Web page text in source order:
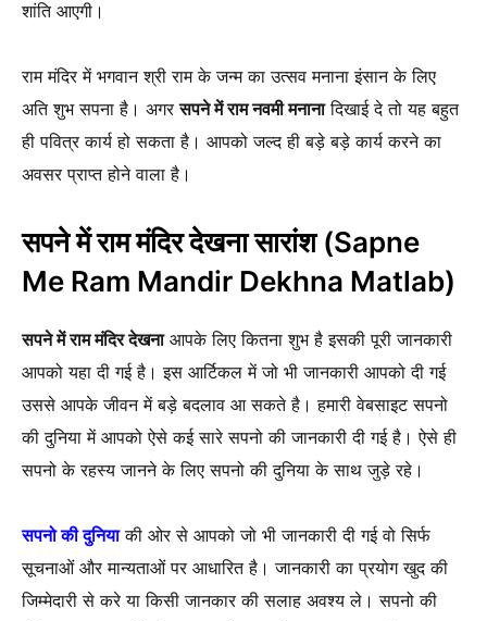
शांति आएगी।
राम मंदिर में भगवान श्री राम के जन्म का उत्सव मनाना इंसान के लिए
अति शुभ सपना है। अगरसपने में राम नवमी मनानादिखाई दे तो यह बहुत
ही पवित्र कार्य हो सकता है। आपको जल्द ही बड़े बड़े कार्य करने का
अवसर प्राप्त होने वाला है।
सपने में राम मंदिर देखनासारांश (Sapne
Me Ram Mandir Dekhna Matlab)
सपने में राम मंदिर देखनाआपके लिए कितना शुभ है इसकी पूरी जानकारी
आपको यहा दी गई है। इस आर्टिकल में जो भी जानकारी आपको दी गई
उससे आपके जीवन में बड़े बदलाव आ सकते है। हमारी वेबसाइट सपनो
की दुनिया में आपको ऐसे कई सारे सपनो की जानकारी दी गई है। ऐसे ही
सपनो के रहस्य जानने के लिए सपनो की दुनिया के साथ जुड़े रहे।
सपनो की दुनियाकी ओर से आपको जो भी जानकारी दी गई वो सिर्फ
सूचनाओं और मान्यताओं पर आधारित है। जानकारी का प्रयोग खुद की
जिम्मेदारी से करे या किसी जानकार की सलाह अवश्य ले। सपनो की